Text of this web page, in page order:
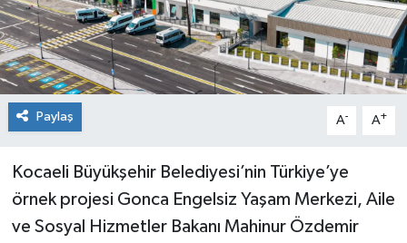
Paylaş A- A+
Kocaeli Büyükşehir Belediyesi’nin Türkiye’ye
örnek projesi Gonca Engelsiz Yaşam Merkezi, Aile
ve Sosyal Hizmetler Bakanı Mahinur Özdemir